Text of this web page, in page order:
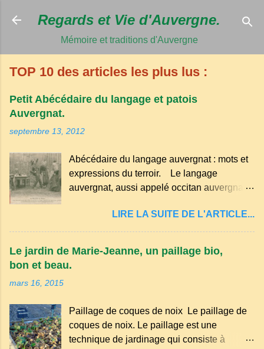
Accéder
Regards et Vie d'Auvergne.
Mémoire et traditions d'Auvergne
TOP 10 des articles les plus lus :
Petit Abécédaire du langage et patois
Auvergnat.
septembre 13, 2012
Abécédaire du langage auvergnat : mots et
expressions du terroir. Le langage
auvergnat, aussi appelé occitan auvergnat ,
principalement en Auvergne et dans
certaines parties du Massif central . Il
et est classé parmi les dialectes du nord-
Par exemple, on trouve des mots typiques
comme "agourer" (s'accroupir) ou "aze"
(âne, utilisé aussi pour désigner quelqu'un
LIRE LA SUITE DE L'ARTICLE...
Le jardin de Marie-Jeanne, un paillage bio,
bon et beau.
mars 16, 2015
Paillage de coques de noix Le paillage de
coques de noix. Le paillage est une
technique de jardinage qui consiste à